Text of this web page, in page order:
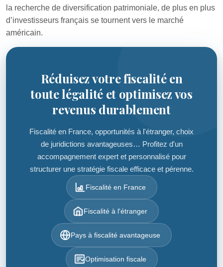
la recherche de diversification patrimoniale, de plus en plus
d’investisseurs français se tournent vers le marché
américain.
Réduisez votre fiscalité en
toute légalité et optimisez vos
revenus durablement
Fiscalité en France, opportunités à l'étranger, choix
de juridictions avantageuses… Profitez d'un
accompagnement expert et personnalisé pour
structurer une stratégie fiscale efficace et pérenne.
Fiscalité en France
Fiscalité à l'étranger
Pays à fiscalité avantageuse
Optimisation fiscale